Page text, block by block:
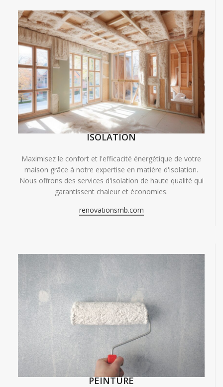
ISOLATION
Maximisez le confort et l'efficacité énergétique de votre
maison grâce à notre expertise en matière d'isolation.
Nous offrons des services d'isolation de haute qualité qui
garantissent chaleur et économies.
renovationsmb.com
PEINTURE